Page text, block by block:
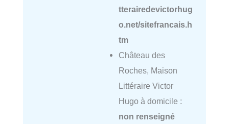
tterairedevictorhug
o.net/sitefrancais.h
tm
Château des
Roches, Maison
Littéraire Victor
Hugo à domicile :
non renseigné